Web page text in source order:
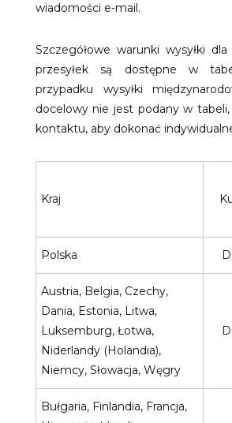
wiadomości e-mail.
Szczegółowe warunki wysyłki
przesyłek są dostępne w
przypadku wysyłki
docelowy nie jest podany w
kontaktu, aby dokonać
Kraj
Polska
Austria, Belgia, Czechy,
Dania, Estonia, Litwa,
Luksemburg, Łotwa,
Niderlandy (Holandia),
Niemcy, Słowacja, Węgry
Bułgaria, Finlandia, Francja,